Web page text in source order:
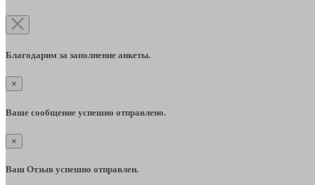
Благодарим за заполнение анкеты.
×
Ваше сообщение успешно отправлено.
×
Ваш Отзыв успешно отправлен.